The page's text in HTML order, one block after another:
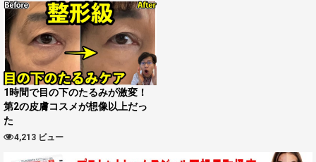
1時間で目の下のたるみが激変！
第2の皮膚コスメが想像以上だっ
た
4,213 ビュー